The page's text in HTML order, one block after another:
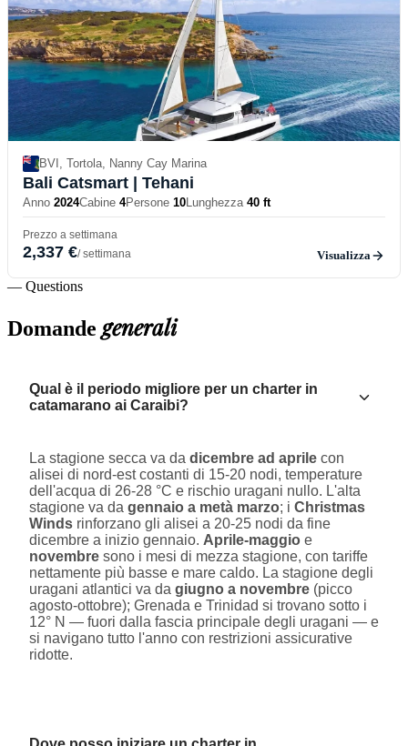
BVI, Tortola, Nanny Cay Marina
Bali Catsmart | Tehani
Anno 2024Cabine 4Persone 10Lunghezza 40 ft
Prezzo a settimana
2,337 €/ settimana Visualizza
— Questions
Domandegenerali
Qual è il periodo migliore per un charter in
catamarano ai Caraibi?
La stagione secca va da dicembre ad aprile con
alisei di nord-est costanti di 15-20 nodi, temperature
dell'acqua di 26-28 °C e rischio uragani nullo. L'alta
stagione va da gennaio a metà marzo; i Christmas
Winds rinforzano gli alisei a 20-25 nodi da fine
dicembre a inizio gennaio. Aprile-maggio e
novembre sono i mesi di mezza stagione, con tariffe
nettamente più basse e mare caldo. La stagione degli
uragani atlantici va da giugno a novembre (picco
agosto-ottobre); Grenada e Trinidad si trovano sotto i
12° N — fuori dalla fascia principale degli uragani — e
si navigano tutto l'anno con restrizioni assicurative
ridotte.